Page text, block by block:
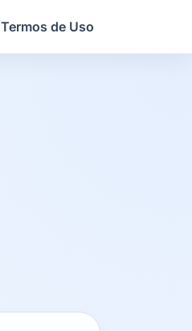
Termos de Uso